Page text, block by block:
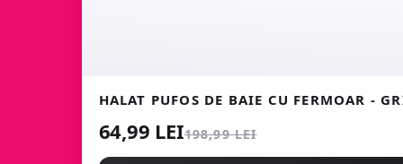
HALAT PUFOS DE BAIE CU FERMOAR -
64,99 LEI198,99 LEI